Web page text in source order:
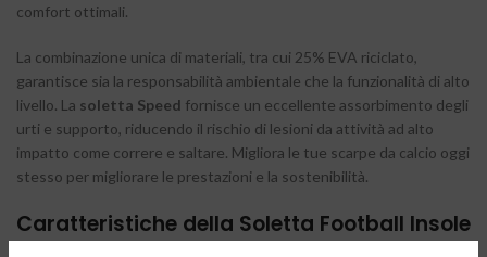
comfort ottimali.
La combinazione unica di materiali, tra cui 25% EVA riciclato,
garantisce sia la responsabilità ambientale che la funzionalità di alto
livello. La soletta Speed fornisce un eccellente assorbimento degli
urti e supporto, riducendo il rischio di lesioni da attività ad alto
impatto come correre e saltare. Migliora le tue scarpe da calcio oggi
stesso per migliorare le prestazioni e la sostenibilità.
Caratteristiche della Soletta Football Insole